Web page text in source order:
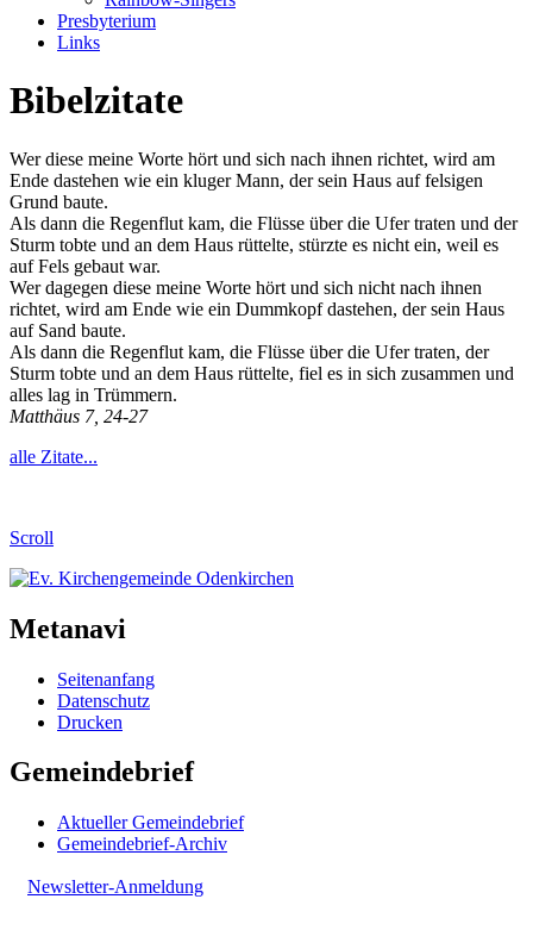
Presbyterium
Links
Bibelzitate
Wer diese meine Worte hört und sich nach ihnen richtet, wird am
Ende dastehen wie ein kluger Mann, der sein Haus auf felsigen
Grund baute.
Als dann die Regenflut kam, die Flüsse über die Ufer traten und der
Sturm tobte und an dem Haus rüttelte, stürzte es nicht ein, weil es
auf Fels gebaut war.
Wer dagegen diese meine Worte hört und sich nicht nach ihnen
richtet, wird am Ende wie ein Dummkopf dastehen, der sein Haus
auf Sand baute.
Als dann die Regenflut kam, die Flüsse über die Ufer traten, der
Sturm tobte und an dem Haus rüttelte, fiel es in sich zusammen und
alles lag in Trümmern.
Matthäus 7, 24-27
alle Zitate...
Scroll
Metanavi
Seitenanfang
Datenschutz
Drucken
Gemeindebrief
Aktueller Gemeindebrief
Gemeindebrief-Archiv
Newsletter-Anmeldung